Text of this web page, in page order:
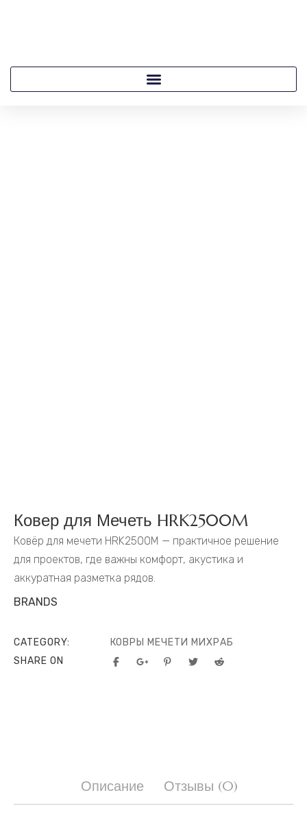
Ковер для Мечеть HRK2500M
Ковёр для мечети HRK2500M — практичное решение
для проектов, где важны комфорт, акустика и
аккуратная разметка рядов.
BRANDS
CATEGORY:
КОВРЫ МЕЧЕТИ МИХРАБ
SHARE ON
Описание Отзывы (0)